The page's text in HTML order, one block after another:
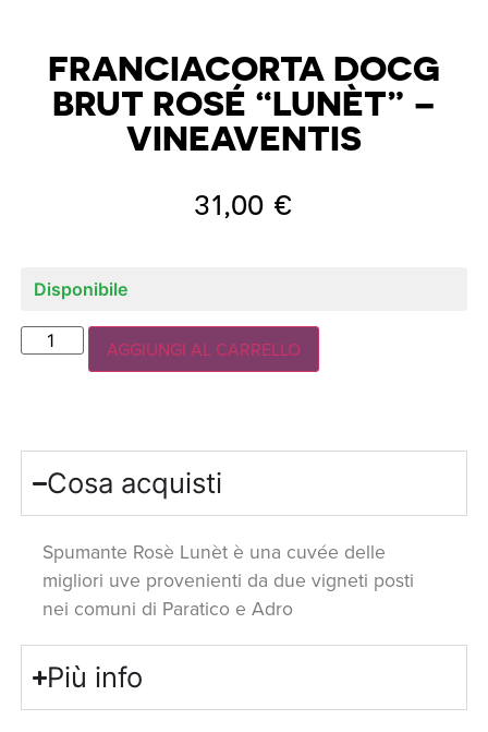
FRANCIACORTA DOCG
BRUT ROSÉ “LUNÈT” –
VINEAVENTIS
31,00 €
Disponibile
AGGIUNGI AL CARRELLO
Cosa acquisti
Spumante Rosè Lunèt è una cuvée delle
migliori uve provenienti da due vigneti posti
nei comuni di Paratico e Adro
Più info